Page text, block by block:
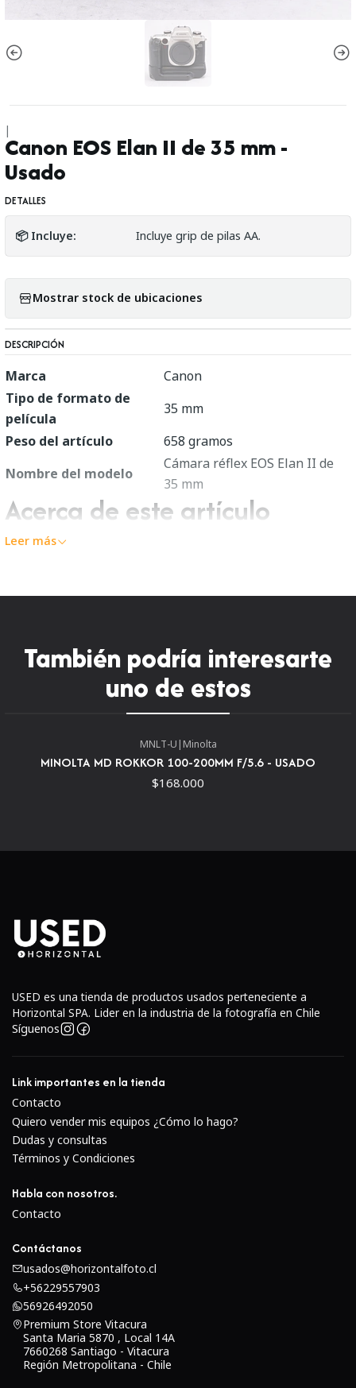
|
Canon EOS Elan II de 35 mm -
Usado
DETALLES
📦 Incluye: Incluye grip de pilas AA.
Mostrar stock de ubicaciones
DESCRIPCIÓN
Marca
Canon
Tipo de formato de
película
35 mm
Peso del artículo
658 gramos
Nombre del modelo
Cámara réflex EOS Elan II de
35 mm
Acerca de este artículo
Enfoque automático SLR de 35 mm
10 modos de exposición automática
Leer más
También podría interesarte
uno de estos
MNLT-U | Minolta
MINOLTA MD ROKKOR 100-200MM F/5.6 - USADO
$168.000
USED es una tienda de productos usados perteneciente a
Horizontal SPA. Lider en la industria de la fotografía en Chile
Síguenos
Link importantes en la tienda
Contacto
Quiero vender mis equipos ¿Cómo lo hago?
Dudas y consultas
Términos y Condiciones
Habla con nosotros.
Contacto
Contáctanos
usados@horizontalfoto.cl
+56229557903
56926492050
Premium Store Vitacura
Santa Maria 5870 , Local 14A
7660268 Santiago - Vitacura
Región Metropolitana - Chile